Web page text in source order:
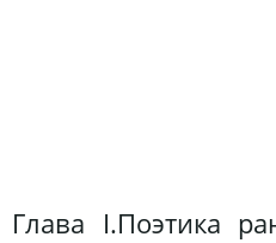
Глава І.Поэтика